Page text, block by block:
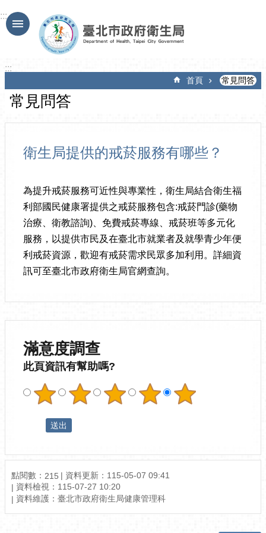
跳到主要內容區塊
:::
:::
首頁 常見問答
常見問答
衛生局提供的戒菸服務有哪些？
為提升戒菸服務可近性與專業性，衛生局結合衛生福
利部國民健康署提供之戒菸服務包含:戒菸門診(藥物
治療、衛教諮詢)、免費戒菸專線、戒菸班等多元化
服務，以提供市民及在臺北市就業者及就學青少年便
利戒菸資源，歡迎有戒菸需求民眾多加利用。詳細資
訊可至臺北市政府衛生局官網查詢。
滿意度調查
此頁資訊有幫助嗎?
點閱數： 215
資料更新：115-05-07 09:41
資料檢視：115-07-27 10:20
資料維護：臺北市政府衛生局健康管理科